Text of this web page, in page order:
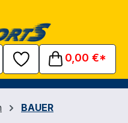
0,00 €*
BAUER